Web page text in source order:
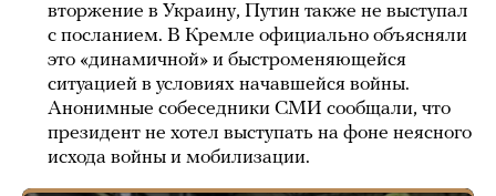
вторжение в Украину, Путин также не выступал
с посланием. В Кремле официально объясняли
это «динамичной» и быстроменяющейся
ситуацией в условиях начавшейся войны.
Анонимные собеседники СМИ сообщали, что
президент не хотел выступать на фоне неясного
исхода войны и мобилизации.